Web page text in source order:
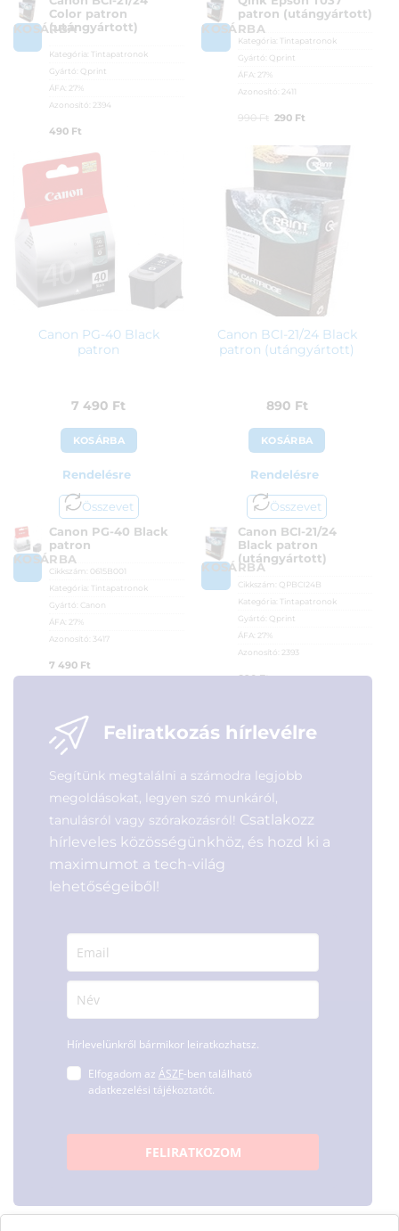
KOSÁRBA
Color patron
(utángyártott)
Kategória:
Tintapatronok
Gyártó: Qprint
ÁFA:
27%
Azonosító:
2394
490 Ft
KOSÁRBA
patron (utángyártott)
Kategória:
Tintapatronok
Gyártó: Qprint
ÁFA:
27%
Azonosító:
2411
990Ft Original
was:
990 Ft.
290 Ft
is:
290 Ft.
Canon PG-40 Black
patron
7 490 Ft
KOSÁRBA
Rendelésre
Összevet
KOSÁRBA
Canon PG-40 Black
patron
Cikkszám: 0615B001
Kategória:
Tintapatronok
Gyártó: Canon
ÁFA: 27%
Azonosító: 3417
7 490 Ft
Canon BCI-21/24 Black
patron (utángyártott)
890 Ft
KOSÁRBA
Rendelésre
Összevet
KOSÁRBA
Canon BCI-21/24
Black patron
(utángyártott)
Cikkszám: QPBCI24B
Kategória:
Tintapatronok
Gyártó: Qprint
ÁFA: 27%
Azonosító: 2393
890Ft
Feliratkozás hírlevélre
Segítünk megtalálni a számodra legjobb
megoldásokat, legyen szó munkáról,
tanulásról vagy szórakozásról! Csatlakozz
hírleveles közösségünkhöz, és hozd ki a
maximumot a tech-világ
lehetőségeiből!
Hírlevelünkről bármikor leiratkozhatsz.
Elfogadom az ÁSZF-ben található
adatkezelési tájékoztatót.
FELIRATKOZOM